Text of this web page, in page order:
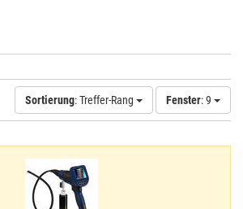
Sortierung: Treffer-Rang Fenster: 9